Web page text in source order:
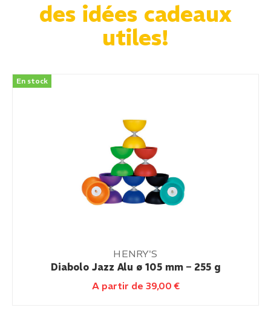
des idées cadeaux
utiles!
En stock
Finger Scooter AOS V6 Blunt Oil Slick
35,00 €